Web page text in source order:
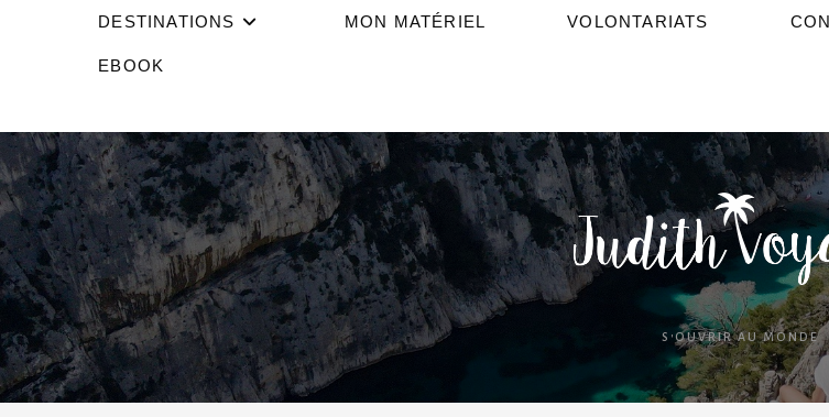
DESTINATIONS MON MATÉRIEL VOLONTARIATS
EBOOK
S'OUVRIR AU MONDE